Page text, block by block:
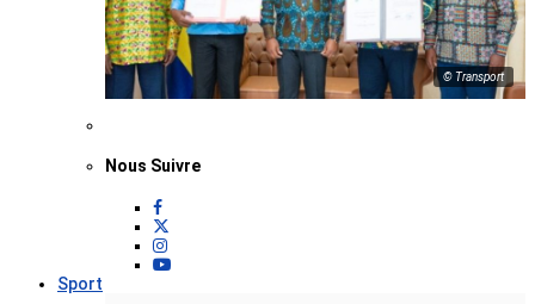
© Transport
Nous Suivre
Sport